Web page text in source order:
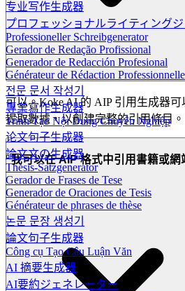
专业写作生成器
プロフェッショナルライティング
Professioneller Schreibgenerator
Gerador de Redação Profissional
Generador de Redacción Profesional
Générateur de Rédaction Professionnelle
전문 문서 작성기
專業寫作生成器
Trình Tạo Nội Dung Chuyên Nghiệp
论文句子生成器
論文文の生成器
Thesis-Satzgenerator
Gerador de Frases de Tese
Generador de Oraciones de Tesis
Générateur de phrases de thèse
논문 문장 생성기
論文句子生成器
Công cụ Tạo Câu Luận Văn
AI 摘要生成器
AI要約ジェネレーター
可以。Koke AI 的 AIP 引用生成器
提取數據，以創建完整的引用條目。
我可以在 AIP 格式中引用書籍或網